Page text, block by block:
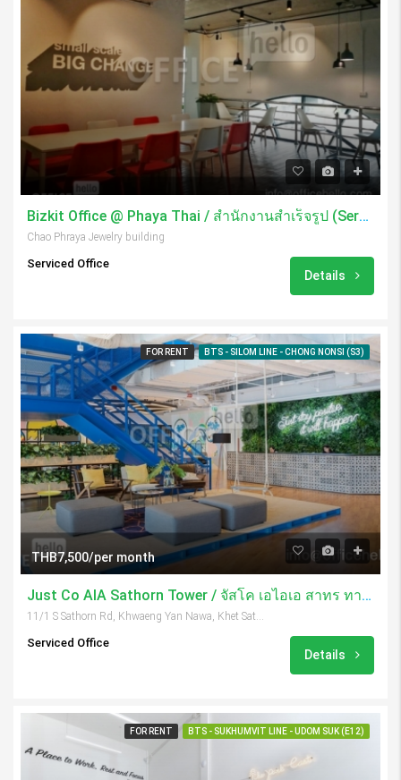
Bizkit Office @ Phaya Thai / สำนักงานสำเร็จรูป (Serviced Office)
Chao Phraya Jewelry building
Serviced Office
Details
FOR RENT BTS - SILOM LINE - CHONG NONSI (S3)
THB7,500/per month
Just Co AIA Sathorn Tower / จัสโค เอไอเอ สาทร ทาวเวอร์
11/1 S Sathorn Rd, Khwaeng Yan Nawa, Khet Sathon, Krung Thep Maha Nakhon 10120, Thailand
Serviced Office
Details
FOR RENT BTS - SUKHUMVIT LINE - UDOM SUK (E12)